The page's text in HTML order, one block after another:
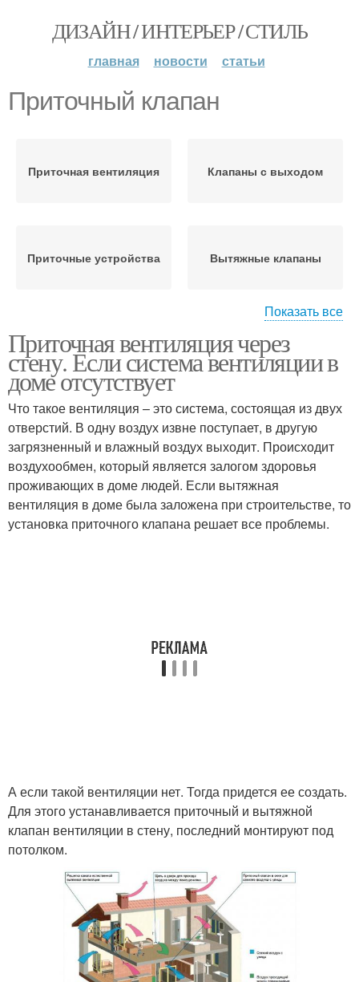
ДИЗАЙН / ИНТЕРЬЕР / СТИЛЬ
главная новости статьи
Приточный клапан
Приточная вентиляция Клапаны с выходом
Приточные устройства Вытяжные клапаны
Клапан в стену Клапан для притока
Показать все
Приточная вентиляция через
стену. Если система вентиляции в
доме отсутствует
Что такое вентиляция – это система, состоящая из двух
отверстий. В одну воздух извне поступает, в другую
загрязненный и влажный воздух выходит. Происходит
воздухообмен, который является залогом здоровья
проживающих в доме людей. Если вытяжная
вентиляция в доме была заложена при строительстве, то
установка приточного клапана решает все проблемы.
А если такой вентиляции нет. Тогда придется ее создать.
Для этого устанавливается приточный и вытяжной
клапан вентиляции в стену, последний монтируют под
потолком.